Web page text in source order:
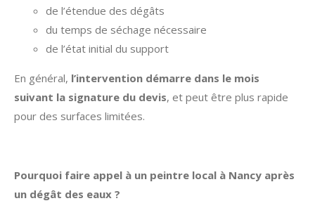
de l’étendue des dégâts
du temps de séchage nécessaire
de l’état initial du support
En général, l’intervention démarre dans le mois
suivant la signature du devis, et peut être plus rapide
pour des surfaces limitées.
Pourquoi faire appel à un peintre local à Nancy après
un dégât des eaux ?